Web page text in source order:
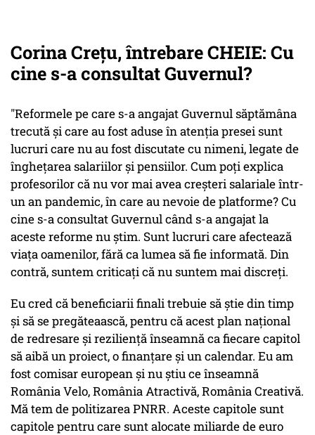
Corina Creţu, întrebare CHEIE: Cu
cine s-a consultat Guvernul?
"Reformele pe care s-a angajat Guvernul săptămâna
trecută şi care au fost aduse în atenţia presei sunt
lucruri care nu au fost discutate cu nimeni, legate de
îngheţarea salariilor şi pensiilor. Cum poţi explica
profesorilor că nu vor mai avea creşteri salariale într-
un an pandemic, în care au nevoie de platforme? Cu
cine s-a consultat Guvernul când s-a angajat la
aceste reforme nu ştim. Sunt lucruri care afectează
viaţa oamenilor, fără ca lumea să fie informată. Din
contră, suntem criticaţi că nu suntem mai discreţi.
Eu cred că beneficiarii finali trebuie să ştie din timp
şi să se pregăteaască, pentru că acest plan naţional
de redresare şi rezilienţă înseamnă ca fiecare capitol
să aibă un proiect, o finanţare şi un calendar. Eu am
fost comisar european şi nu ştiu ce înseamnă
România Velo, România Atractivă, România Creativă.
Mă tem de politizarea PNRR. Aceste capitole sunt
capitole pentru care sunt alocate miliarde de euro